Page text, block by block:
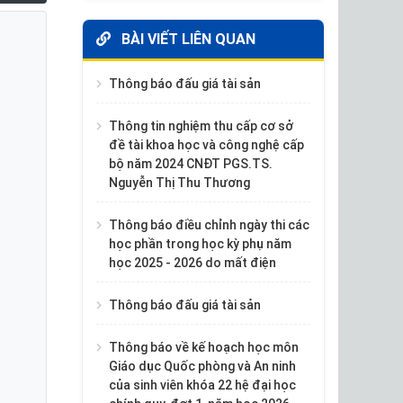
BÀI VIẾT LIÊN QUAN
Thông báo đấu giá tài sản
Thông tin nghiệm thu cấp cơ sở
đề tài khoa học và công nghệ cấp
bộ năm 2024 CNĐT PGS.TS.
Nguyễn Thị Thu Thương
Thông báo điều chỉnh ngày thi các
học phần trong học kỳ phụ năm
học 2025 - 2026 do mất điện
Thông báo đấu giá tài sản
Thông báo về kế hoạch học môn
Giáo dục Quốc phòng và An ninh
của sinh viên khóa 22 hệ đại học